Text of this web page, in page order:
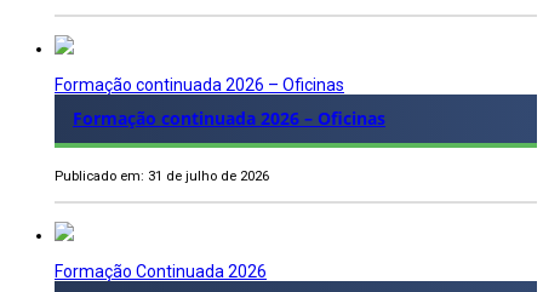
Formação continuada 2026 – Oficinas
Formação continuada 2026 – Oficinas
Publicado em: 31 de julho de 2026
Formação Continuada 2026